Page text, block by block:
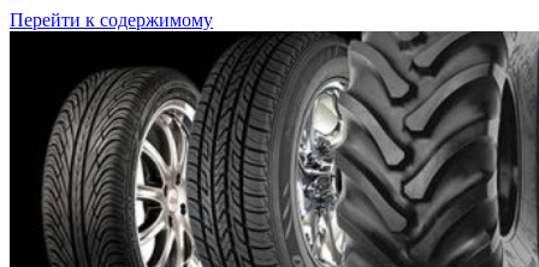
Перейти к содержимому